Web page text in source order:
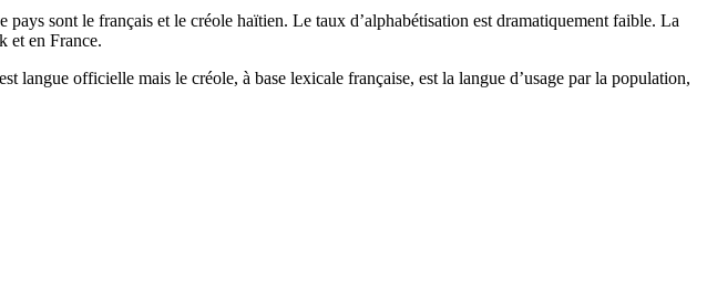
sont le français et le créole haïtien. Le taux d’alphabétisation est dramatiquement faible. La
et en France.
langue officielle mais le créole, à base lexicale française, est la langue d’usage par la population,